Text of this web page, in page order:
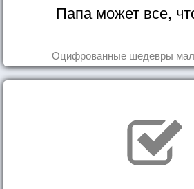
Папа может все,
Оцифрованные шедевры